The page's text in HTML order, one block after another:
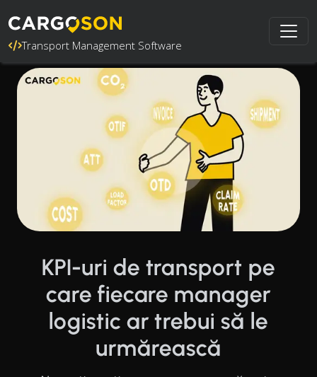
Transport Management Software
KPI-uri de transport pe
care fiecare manager
logistic ar trebui să le
urmărească